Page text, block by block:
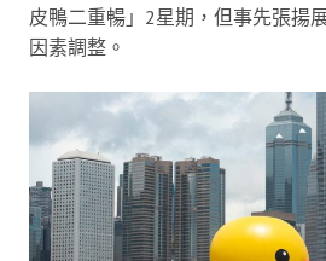
皮鴨二重暢」2星期，但事先張揚
因素調整。